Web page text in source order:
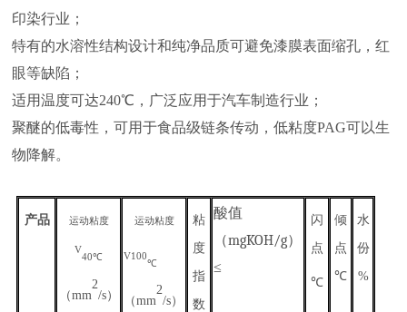
印染行业；
特有的水溶性结构设计和纯净品质可避免漆膜表面缩孔，红
眼等缺陷；
适用温度可达240℃，广泛应用于汽车制造行业；
聚醚的低毒性，可用于食品级链条传动，低粘度PAG可以生
物降解。
产品 运动粘度
V
40℃
（mm
2
/s）
运动粘度
V100
℃
（mm
2
/s）
粘
度
指
数
酸值
（mgKOH/g）
≤
闪
点
℃
倾
点
℃
水
份
%